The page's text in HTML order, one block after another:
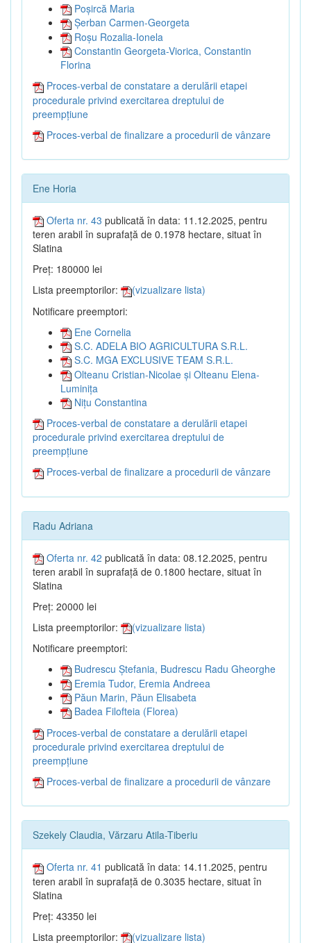
Poșircă Maria
Șerban Carmen-Georgeta
Roșu Rozalia-Ionela
Constantin Georgeta-Viorica, Constantin
Florina
Proces-verbal de constatare a derulării etapei
procedurale privind exercitarea dreptului de
preempțiune
Proces-verbal de finalizare a procedurii de vânzare
Ene Horia
Oferta nr. 43 publicată în data: 11.12.2025, pentru
teren arabil în suprafață de 0.1978 hectare, situat în
Slatina
Preț: 180000 lei
Lista preemptorilor:
(vizualizare lista)
Notificare preemptori:
Ene Cornelia
S.C. ADELA BIO AGRICULTURA S.R.L.
S.C. MGA EXCLUSIVE TEAM S.R.L.
Olteanu Cristian-Nicolae și Olteanu Elena-
Luminița
Nițu Constantina
Proces-verbal de constatare a derulării etapei
procedurale privind exercitarea dreptului de
preempțiune
Proces-verbal de finalizare a procedurii de vânzare
Radu Adriana
Oferta nr. 42 publicată în data: 08.12.2025, pentru
teren arabil în suprafață de 0.1800 hectare, situat în
Slatina
Preț: 20000 lei
Lista preemptorilor:
(vizualizare lista)
Notificare preemptori:
Budrescu Ștefania, Budrescu Radu Gheorghe
Eremia Tudor, Eremia Andreea
Păun Marin, Păun Elisabeta
Badea Filofteia (Florea)
Proces-verbal de constatare a derulării etapei
procedurale privind exercitarea dreptului de
preempțiune
Proces-verbal de finalizare a procedurii de vânzare
Szekely Claudia, Vărzaru Atila-Tiberiu
Oferta nr. 41 publicată în data: 14.11.2025, pentru
teren arabil în suprafață de 0.3035 hectare, situat în
Slatina
Preț: 43350 lei
Lista preemptorilor:
(vizualizare lista)